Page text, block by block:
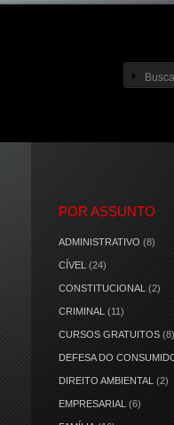
POR ASSUNTO
ADMINISTRATIVO (8)
CÍVEL (24)
CONSTITUCIONAL (2)
CRIMINAL (11)
CURSOS GRATUITOS (8)
DEFESA DO
DIREITO AMBIENTAL (2)
EMPRESARIAL (6)